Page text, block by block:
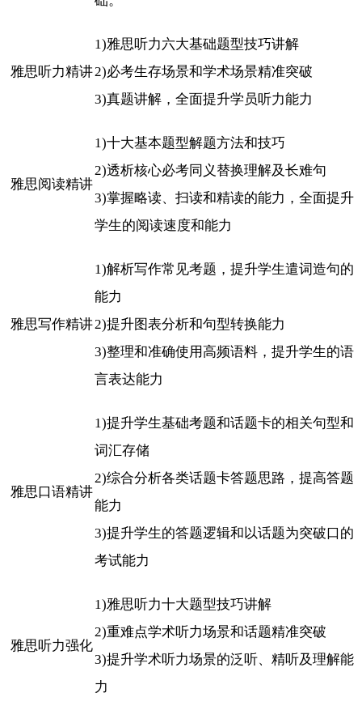
雅思听力精讲
1)雅思听力六大基础题型技巧讲解
2)必考生存场景和学术场景精准突破
3)真题讲解，全面提升学员听力能力
雅思阅读精讲
1)十大基本题型解题方法和技巧
2)透析核心必考同义替换理解及长难句
3)掌握略读、扫读和精读的能力，全面提升
学生的阅读速度和能力
雅思写作精讲
1)解析写作常见考题，提升学生遣词造句的
能力
2)提升图表分析和句型转换能力
3)整理和准确使用高频语料，提升学生的语
言表达能力
雅思口语精讲
1)提升学生基础考题和话题卡的相关句型和
词汇存储
2)综合分析各类话题卡答题思路，提高答题
能力
3)提升学生的答题逻辑和以话题为突破口的
考试能力
雅思听力强化
1)雅思听力十大题型技巧讲解
2)重难点学术听力场景和话题精准突破
3)提升学术听力场景的泛听、精听及理解能
力